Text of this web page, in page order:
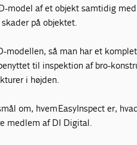
model af et objekt samtidig
på objektet.
modellen, så man har et
til inspektion af bro-
i højden.
om, hvem EasyInspect er,
medlem af DI Digital.